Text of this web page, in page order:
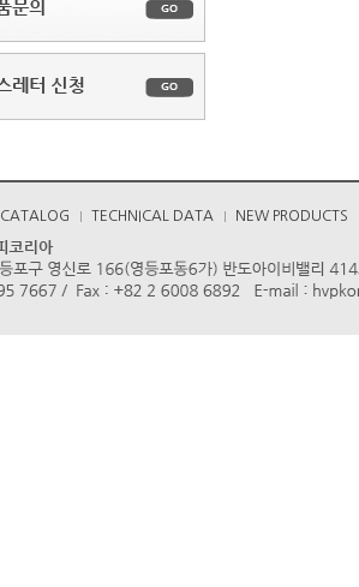
CATALOG TECHNICAL DATA NEW PRODUCTS